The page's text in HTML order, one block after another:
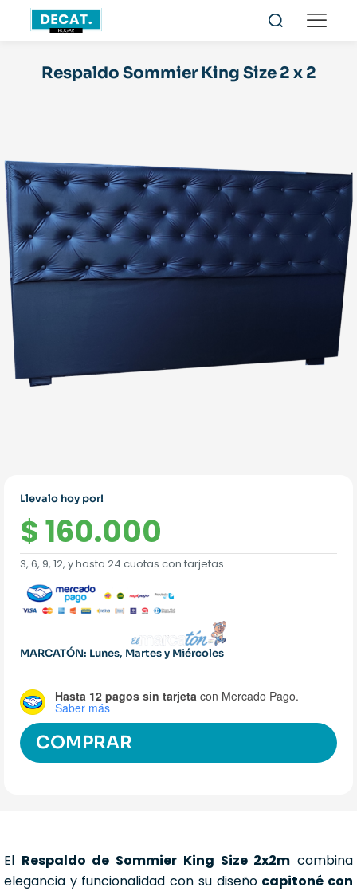
Respaldo Sommier King Size 2 x 2
Llevalo hoy por!
$160.000
3, 6, 9, 12, y hasta 24 cuotas con tarjetas.
MARCATÓN: Lunes, Martes y Miércoles
Hasta 12 pagos sin tarjeta con Mercado Pago.
Saber más
COMPRAR
El Respaldo de Sommier King Size 2x2m combina
elegancia y funcionalidad con su diseño capitoné con